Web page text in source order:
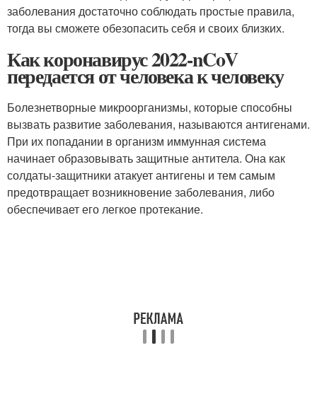
заболевания достаточно соблюдать простые правила,
тогда вы сможете обезопасить себя и своих близких.
Как коронавирус 2022-nCoV
передается от человека к человеку
Болезнетворные микроорганизмы, которые способны
вызвать развитие заболевания, называются антигенами.
При их попадании в организм иммунная система
начинает образовывать защитные антитела. Она как
солдаты-защитники атакует антигены и тем самым
предотвращает возникновение заболевания, либо
обеспечивает его легкое протекание.